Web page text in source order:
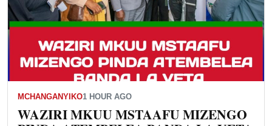
MCHANGANYIKO1 HOUR AGO
WAZIRI MKUU MSTAAFU MIZENGO